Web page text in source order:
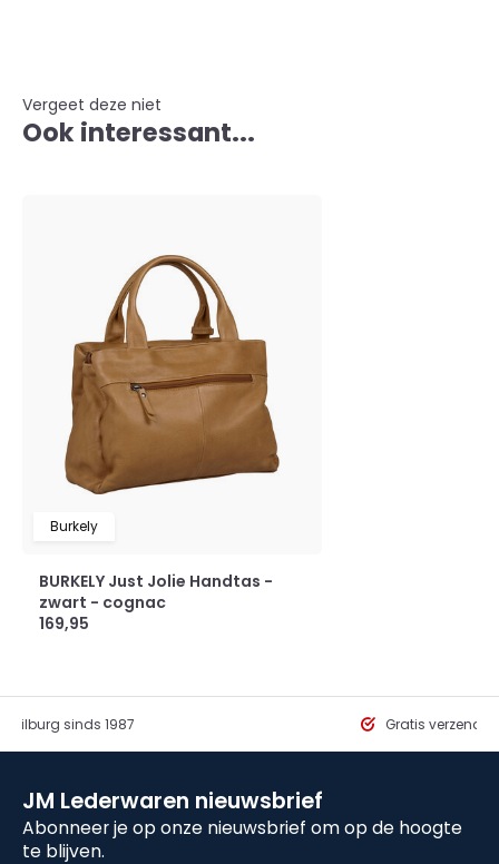
Vergeet deze niet
Ook interessant...
Burkely
BURKELY Just Jolie Handtas -
zwart - cognac
169,95
Tilburg sinds 1987 Gratis
JM Lederwaren nieuwsbrief
Abonneer je op onze nieuwsbrief om op de hoogte
te blijven.